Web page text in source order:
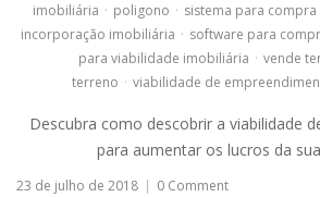
imobiliária · poligono · sistema para
incorporação imobiliária · software para
para viabilidade imobiliária · vende
terreno · viabilidade de
Descubra como descobrir a viabilidade
para aumentar os lucros da
23 de julho de 2018 | 0 Comment